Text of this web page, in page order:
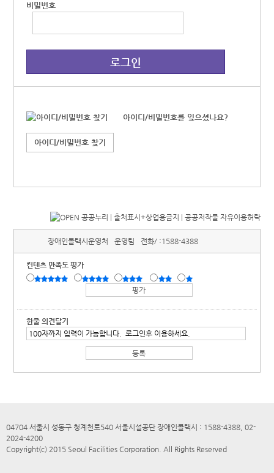
비밀번호
아이디/비밀번호를 잊으셨나요?
아이디/비밀번호 찾기
장애인콜택시운영처 운영팀 전화/ : 1588-4388
컨텐츠 만족도 평가
한줄 의견달기
04704 서울시 성동구 청계천로540 서울시설공단 장애인콜택시 : 1588-4388, 02-
2024-4200
Copyright(c) 2015 Seoul Facilities Corporation. All Rights Reserved